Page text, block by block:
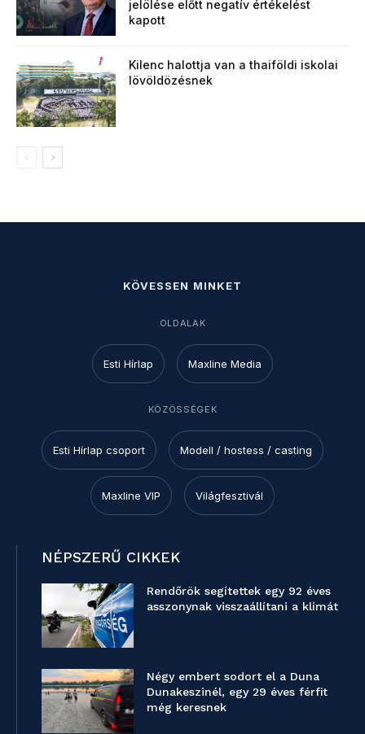
jelölése előtt negatív értékelést
kapott
Kilenc halottja van a thaiföldi iskolai
lövöldözésnek
KÖVESSEN MINKET
OLDALAK
Esti Hírlap Maxline Media
KÖZÖSSÉGEK
Esti Hírlap csoport Modell / hostess / casting
Maxline VIP Világfesztivál
NÉPSZERŰ CIKKEK
Rendőrök segítettek egy 92 éves
asszonynak visszaállítani a klímát
Négy embert sodort el a Duna
Dunakeszinél, egy 29 éves férfit
még keresnek